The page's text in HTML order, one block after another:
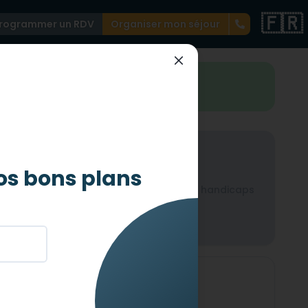
un RDV Organiser mon séjour 🇫🇷
Non-adapté pour les handicaps
auditif
bons plans